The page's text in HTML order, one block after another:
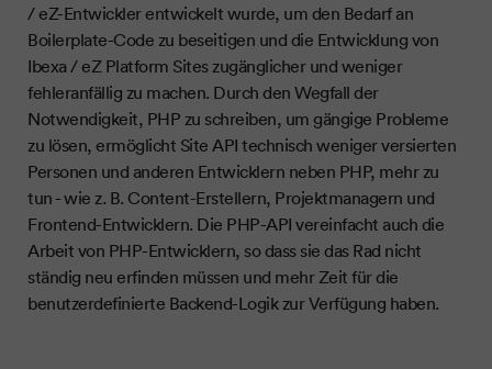
/ eZ-Entwickler entwickelt wurde, um den Bedarf an
Boilerplate-Code zu beseitigen und die Entwicklung von
Ibexa / eZ Platform Sites zugänglicher und weniger
fehleranfällig zu machen. Durch den Wegfall der
Notwendigkeit, PHP zu schreiben, um gängige Probleme
zu lösen, ermöglicht Site API technisch weniger versierten
Personen und anderen Entwicklern neben PHP, mehr zu
tun - wie z. B. Content-Erstellern, Projektmanagern und
Frontend-Entwicklern. Die PHP-API vereinfacht auch die
Arbeit von PHP-Entwicklern, so dass sie das Rad nicht
ständig neu erfinden müssen und mehr Zeit für die
benutzerdefinierte Backend-Logik zur Verfügung haben.